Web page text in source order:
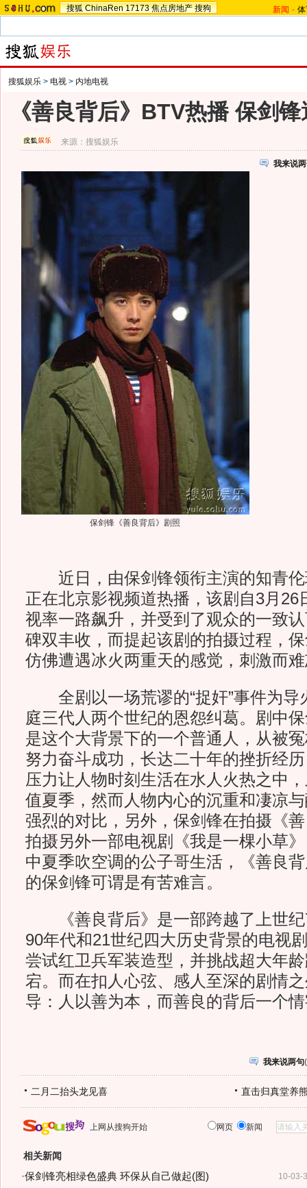
搜狐 ChinaRen 17173 焦点房地产 搜狗 新闻 -
搜狐娱乐 > 电视 > 内地电视
《善良背后》BTV热播 保剑
来源：搜狐娱乐
我来说
保剑锋《善良背后》剧照
近日，由保剑锋领衔主演的知青伦
正在北京影视频道热播，该剧自3月26
视率一路飙升，并受到了观众的一致
碑双丰收，而提起该剧的拍摄过程，
仿佛遭遇冰火两重天的感觉，刺激而
全剧以一场荒谬的“捉奸”事件为导
庭三代人两个世纪的恩怨纠葛。剧中
是这个大背景下的一个普通人，从被
努力奋斗成功，长达二十年的挫折经
压力让人物时刻生活在水人火热之中
值夏季，然而人物内心的沉重和凄凉
强烈的对比，另外，保剑锋在拍摄《
拍摄另外一部电视剧《我是一棵小草
中夏季吹空调的公子哥生活，《善良
的保剑锋可谓是有苦难言。
《善良背后》是一部跨越了上世纪
90年代和21世纪四大历史背景的电视
尝试红卫兵军装造型，并挑战超大年
宕。而在扣人心弦、感人至深的剧情
导：人以善为本，而善良的背后一个
我来说两句(
二月二抬头龙见喜 直击归真堂养
上网从搜狗开始 网页 新闻
相关新闻
10-03-
·保剑锋亮相绿色盛典 环保从自己做起(图)